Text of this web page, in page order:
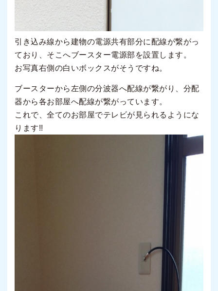
引き込み線から建物の電源共有部分に配線が繋がっ
ており、そこへブースター電源部を設置します。
お写真右側の白いボックスがそうですね。
ブースターから左側の分波器へ配線が繋がり、分配
器から各お部屋へ配線が繋がっています。
これで、全てのお部屋でテレビが見られるようにな
ります!!